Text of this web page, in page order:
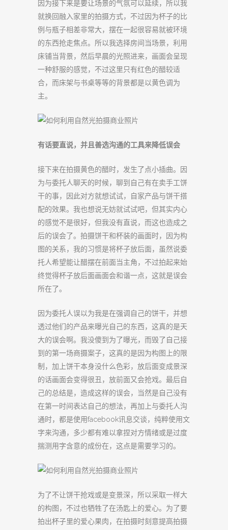
因为接下来是要让场景的气氛可以延续，所以我
就换回融入家里的拍摄方式，不过因为杯子的比
例与瓶子相差非常大，摆在一起很容易就被环境
的东西抢走焦点。所以我选择房间当场景，利用
床铺当背景，然后早晨的光照进来，画面会呈现
一种舒服的感觉，不过这里只有红色的醋较适
合，而床架与书桌等等的背景都是以黄色调为
主。
有话要直说，并且善选沟通的工具来降低误会
接下来在拍摄黄色的醋时，发生了点小插曲。因
为与委托人聊天的时候，聊到自己有在卖手工饼
干的事，因此对方就想试试，自家产品与饼干搭
配的效果。我也想说无妨就试试吧，但其实内心
的感觉不是很好，但我没有直说，而这也造成之
后的误会了。拍摄饼干和杯装的画面时，因为构
图的关系，我的习惯是将杯子放后面，虽然说委
托人希望能让醋摆在前面当主角，不过拍起来始
终觉得杯子放后面画面会和谐一点，这就是误会
所在了。
因为委托人误以为我是在强调自己的饼干，并想
透过他们的产品来曝光自己的东西，这真的是天
大的误会啊。我没傻到为了曝光，而毁了自己接
到的第一场商摄案子，这真的是因为构图上的限
制，加上饼干本身没什么色彩，放后面变成景深
的话画面会变得很丑，放前面又会抢戏。最后自
己的总结是，造成这样的误会，当然是自己没有
在第一时间表达自己的想法，再加上与委托人沟
通时，都是使用facebook讯息交谈，纯粹使用文
字来沟通，多少都有难以拿捏对方情绪或是过度
揣测用字含意的成份在，这点是需要学习的。
为了不让饼干抢戏或是变景深，所以采取一样大
的构图，不过也牺牲了在汤匙上的爱心。为了要
拍出杯子里的爱心果肉，在拍摄时刻意提高拍摄